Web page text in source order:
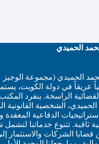
الحميدي
الحميدي (مجموعة الوجيز
عريقاً في دولة الكويت،
الراسخة. ينفرد المكتب
الشخصية القانونية
الدفاعية المعقدة
ثاقبة. تتنوع خدماتنا
قضايا الشركات والاستثمار